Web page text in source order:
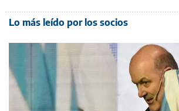
Lo más leído por los socios